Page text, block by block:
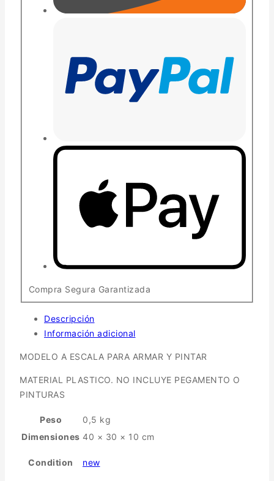
Compra Segura Garantizada
Descripción
Información adicional
MODELO A ESCALA PARA ARMAR Y PINTAR
MATERIAL PLASTICO. NO INCLUYE PEGAMENTO O
PINTURAS
Peso
0,5 kg
Dimensiones 40 × 30 × 10 cm
Condition new